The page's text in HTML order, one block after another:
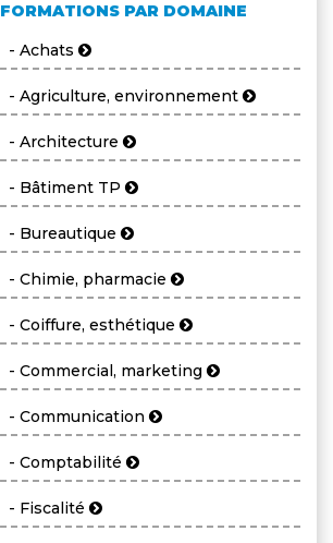
FORMATIONS PAR DOMAINE
- Achats
- Agriculture, environnement
- Architecture
- Bâtiment TP
- Bureautique
- Chimie, pharmacie
- Coiffure, esthétique
- Commercial, marketing
- Communication
- Comptabilité
- Fiscalité